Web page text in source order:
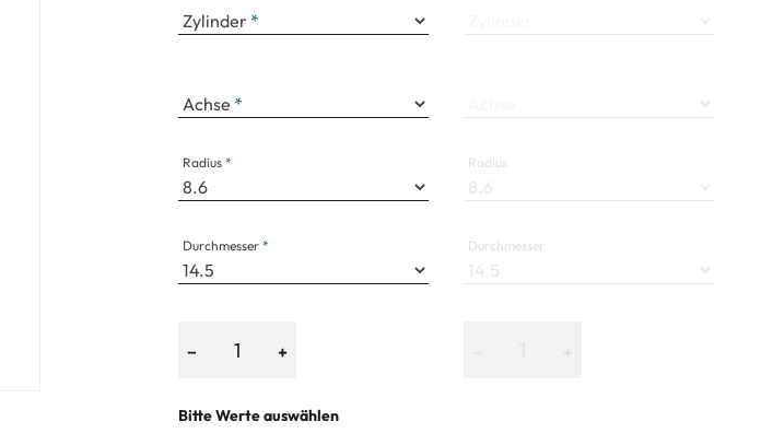
Zylinder
Achse
Radius
Durchmesser
− +
Bitte Werte auswählen
Radius
Durchmesser